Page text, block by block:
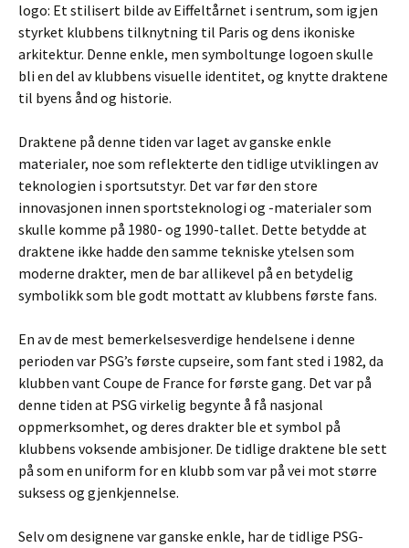
logo: Et stilisert bilde av Eiffeltårnet i sentrum, som igjen
styrket klubbens tilknytning til Paris og dens ikoniske
arkitektur. Denne enkle, men symboltunge logoen skulle
bli en del av klubbens visuelle identitet, og knytte draktene
til byens ånd og historie.
Draktene på denne tiden var laget av ganske enkle
materialer, noe som reflekterte den tidlige utviklingen av
teknologien i sportsutstyr. Det var før den store
innovasjonen innen sportsteknologi og -materialer som
skulle komme på 1980- og 1990-tallet. Dette betydde at
draktene ikke hadde den samme tekniske ytelsen som
moderne drakter, men de bar allikevel på en betydelig
symbolikk som ble godt mottatt av klubbens første fans.
En av de mest bemerkelsesverdige hendelsene i denne
perioden var PSG’s første cupseire, som fant sted i 1982, da
klubben vant Coupe de France for første gang. Det var på
denne tiden at PSG virkelig begynte å få nasjonal
oppmerksomhet, og deres drakter ble et symbol på
klubbens voksende ambisjoner. De tidlige draktene ble sett
på som en uniform for en klubb som var på vei mot større
suksess og gjenkjennelse.
Selv om designene var ganske enkle, har de tidlige PSG-